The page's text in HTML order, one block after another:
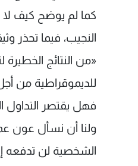
كما لم يوضح كيف لا
النجيب، فيما تحذر
«من النتائج
للديموقراطية من
فهل يقتصر التداول
ولنا أن نسأل عون
الشخصية لن تدفعه